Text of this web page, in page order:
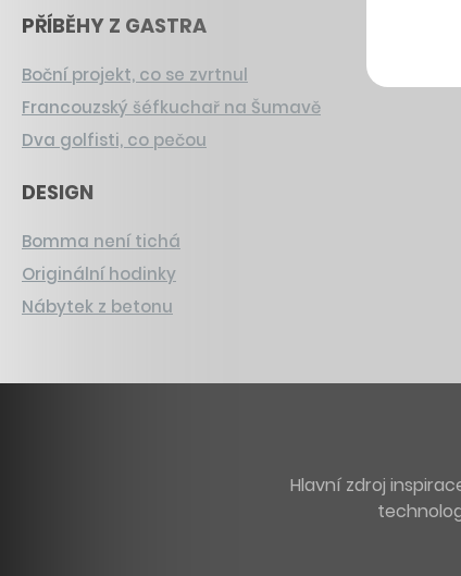
PŘÍBĚHY Z GASTRA
Boční projekt, co se zvrtnul
Francouzský šéfkuchař na Šumavě
Dva golfisti, co pečou
DESIGN
Bomma není tichá
Originální hodinky
Nábytek z betonu
Hlavní zdroj